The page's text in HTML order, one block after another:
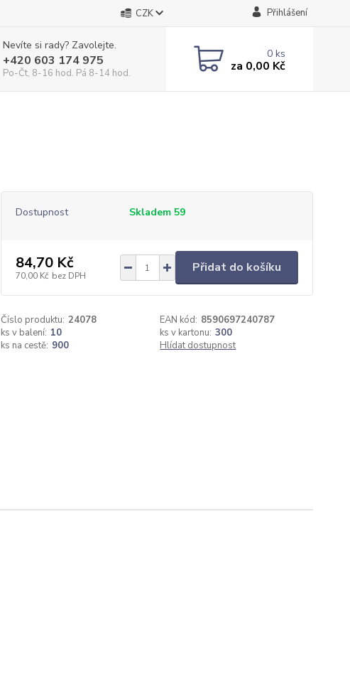
CZK Přihlášení
Nevíte si rady? Zavolejte.
+420 603 174 975
Po-Čt, 8-16 hod. Pá 8-14 hod.
0ks
za 0,00 Kč
Dostupnost Skladem 59
84,70 Kč
70,00 Kč bez DPH
Přidat do košíku
Číslo produktu: 24078 EAN kód: 8590697240787
ks v balení: 10 ks v kartonu: 300
ks na cestě: 900 Hlídat dostupnost